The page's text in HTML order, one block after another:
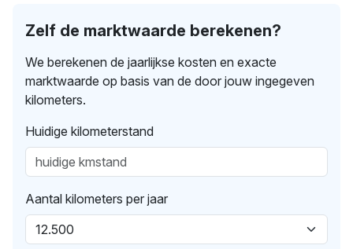
Zelf de marktwaarde berekenen?
We berekenen de jaarlijkse kosten en exacte
marktwaarde op basis van de door jouw ingegeven
kilometers.
Huidige kilometerstand
Aantal kilometers per jaar